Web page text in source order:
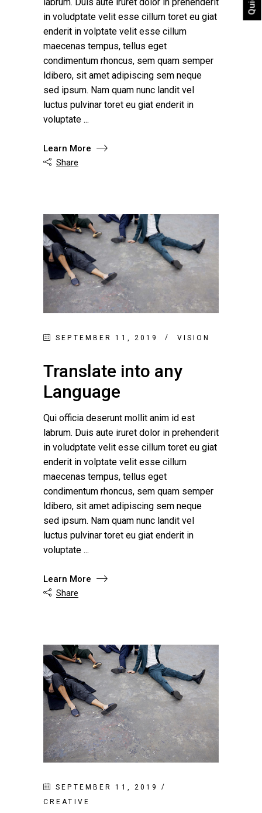
in voludptate velit esse cillum toret eu giat
enderit in volptate velit esse cillum
maecenas tempus, tellus eget
condimentum rhoncus, sem quam semper
ldibero, sit amet adipiscing sem neque
sed ipsum. Nam quam nunc landit vel
luctus pulvinar toret eu giat enderit in
voluptate
Learn More
 Share
SEPTEMBER 11, 2019 VISION
Translate into any
Language
Qui officia deserunt mollit anim id est
labrum. Duis aute iruret dolor in prehenderit
in voludptate velit esse cillum toret eu giat
enderit in volptate velit esse cillum
maecenas tempus, tellus eget
condimentum rhoncus, sem quam semper
ldibero, sit amet adipiscing sem neque
sed ipsum. Nam quam nunc landit vel
luctus pulvinar toret eu giat enderit in
voluptate
Learn More
 Share
SEPTEMBER 11, 2019
CREATIVE